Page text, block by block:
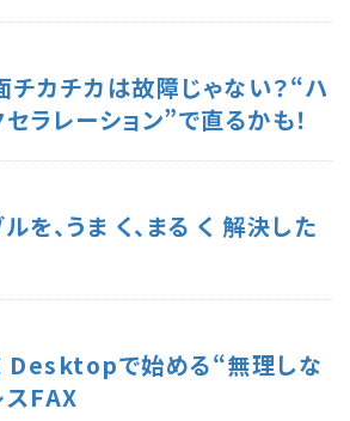
チカチカは故障じゃない？“ハ
ラレーション”で直るかも！
を、うま く、まる く 解決した
で始める“無理しな
FAX